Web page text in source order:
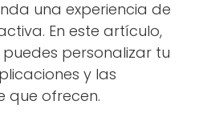
una experiencia de
En este artículo,
personalizar tu
y las
que ofrecen.